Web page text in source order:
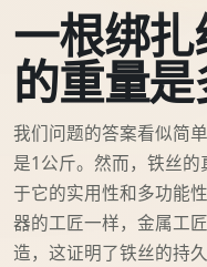
一根绑扎
的重量是
我们问题的答案看似简
是1公斤。然而，铁丝
于它的实用性和多功能
器的工匠一样，金属工
造，这证明了铁丝的持久